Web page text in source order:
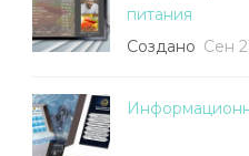
питания
Создано Сен